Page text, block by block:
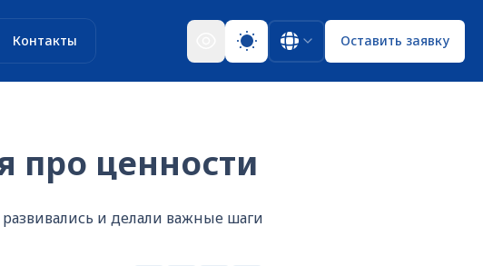
Контакты Оставить заявку
про ценности
и делали важные шаги